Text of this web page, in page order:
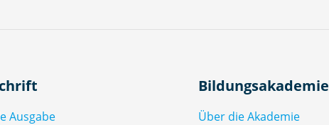
Ausgabe
Bildungsakademie
Über die Akademie